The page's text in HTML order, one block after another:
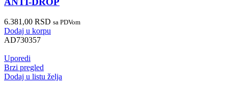
6.381,00 RSD sa PDVom
Dodaj u korpu
AD730357
Uporedi
Brzi pregled
Dodaj u listu želja